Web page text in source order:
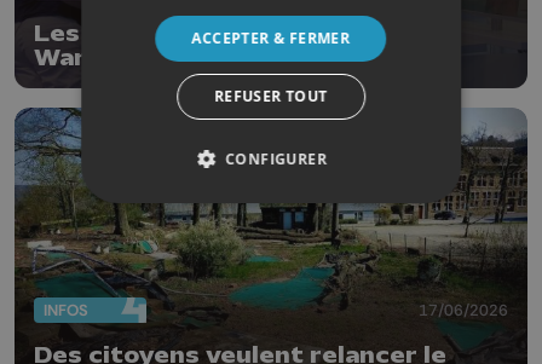
Les fanfares vont faire vibrer
Waremme ce samedi
INFOS 17/06/2026
Des citoyens veulent relancer le
ACCEPTER & FERMER
REFUSER TOUT
CONFIGURER